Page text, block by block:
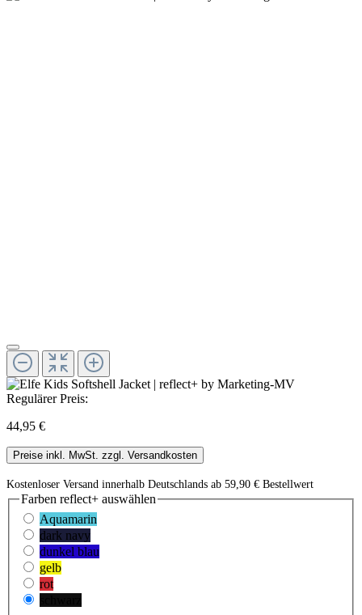
Regulärer Preis:
44,95 €
Preise inkl. MwSt. zzgl. Versandkosten
Kostenloser Versand innerhalb Deutschlands ab 59,90 € Bestellwert
Farben reflect+ auswählen
Aquamarin
dark navy
dunkel blau
gelb
rot